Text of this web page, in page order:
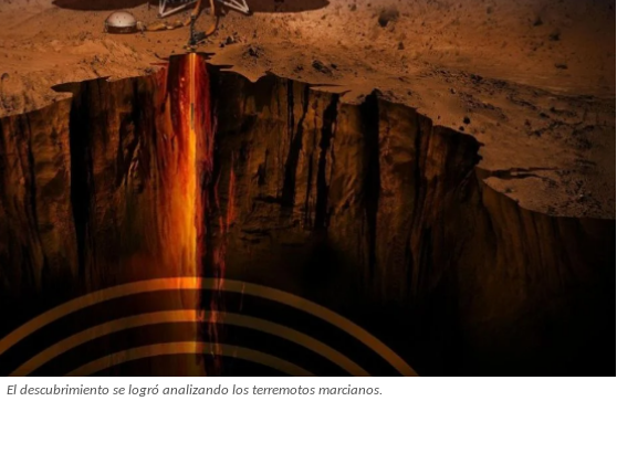
El descubrimiento se logró analizando los terremotos marcianos.